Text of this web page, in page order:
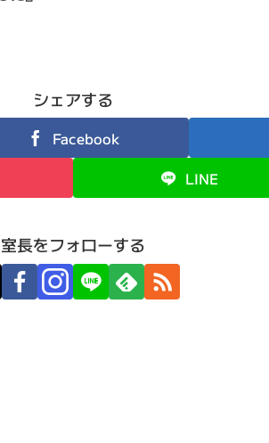
シェアする
Facebook
LINE
室長をフォローする